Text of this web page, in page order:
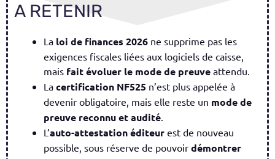
A RETENIR
La loi de finances 2026 ne supprime pas les
exigences fiscales liées aux logiciels de caisse,
mais fait évoluer le mode de preuve attendu.
La certification NF525 n’est plus appelée à
devenir obligatoire, mais elle reste un mode de
preuve reconnu et audité.
L’auto-attestation éditeur est de nouveau
possible, sous réserve de pouvoir démontrer